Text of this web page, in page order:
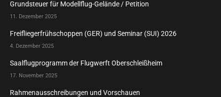
Grundsteuer für Modellflug-Gelände / Petition
11. Dezember 2025
Freifliegerfrühschoppen (GER) und Seminar (SUI) 2026
4. Dezember 2025
Saalflugprogramm der Flugwerft Oberschleißheim
17. November 2025
Rahmenausschreibungen und Vorschauen